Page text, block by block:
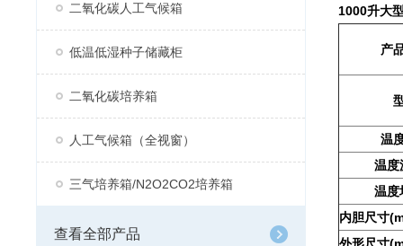
二氧化碳人工气候箱
低温低湿种子储藏柜
二氧化碳培养箱
人工气候箱（全视窗）
三气培养箱/N2O2CO2培养箱
查看全部产品
1000升大
产
温
温度
温度
内胆尺寸